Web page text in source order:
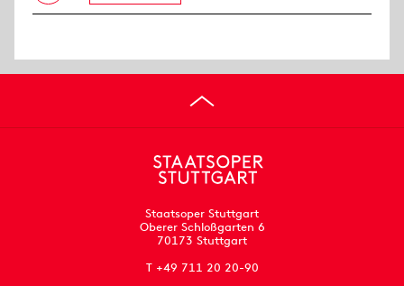
Staatsoper Stuttgart
Oberer Schloßgarten 6
70173 Stuttgart
T +49 711 20 20-90